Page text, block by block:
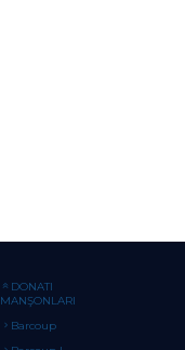
DONATI
MANŞONLARI
Barcoup